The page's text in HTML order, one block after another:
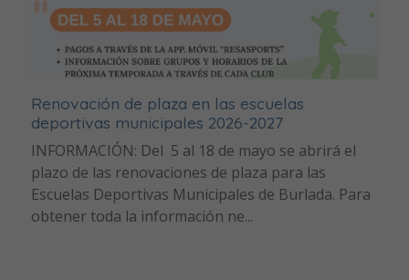
Renovación de plaza en las escuelas
deportivas municipales 2026-2027
INFORMACIÓN: Del 5 al 18 de mayo se abrirá el
plazo de las renovaciones de plaza para las
Escuelas Deportivas Municipales de Burlada. Para
obtener toda la información ne...